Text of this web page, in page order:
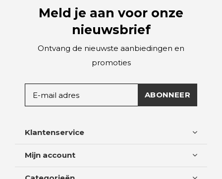
Meld je aan voor onze
nieuwsbrief
Ontvang de nieuwste aanbiedingen en
promoties
ABONNEER
Klantenservice
Mijn account